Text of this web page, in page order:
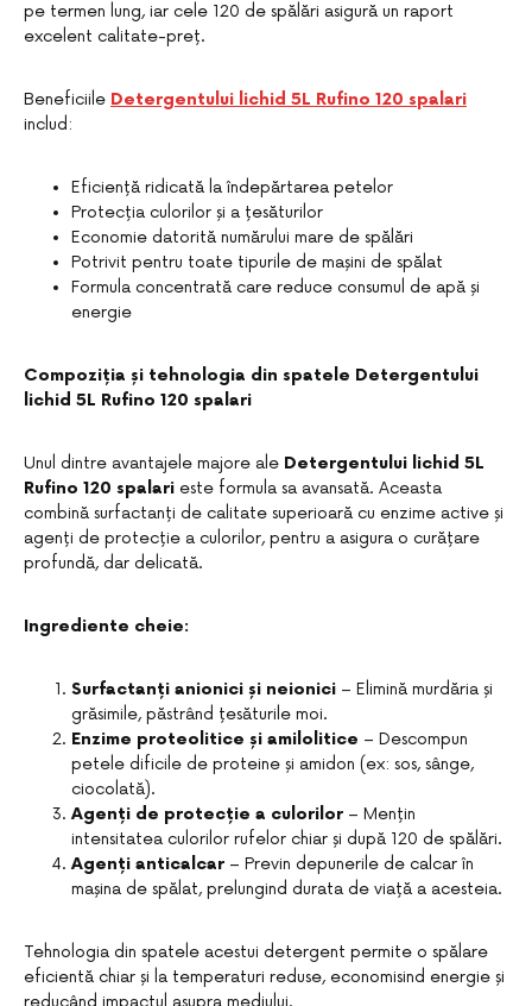
pe termen lung, iar cele 120 de spălări asigură un raport
excelent calitate-preț.
Beneficiile Detergentului lichid 5L Rufino 120 spalari
includ:
Eficiență ridicată la îndepărtarea petelor
Protecția culorilor și a țesăturilor
Economie datorită numărului mare de spălări
Potrivit pentru toate tipurile de mașini de spălat
Formula concentrată care reduce consumul de apă și
energie
Compoziția și tehnologia din spatele Detergentului
lichid 5L Rufino 120 spalari
Unul dintre avantajele majore ale Detergentului lichid 5L
Rufino 120 spalari este formula sa avansată. Aceasta
combină surfactanți de calitate superioară cu enzime active și
agenți de protecție a culorilor, pentru a asigura o curățare
profundă, dar delicată.
Ingrediente cheie:
Surfactanți anionici și neionici – Elimină murdăria și
grăsimile, păstrând țesăturile moi.
Enzime proteolitice și amilolitice – Descompun
petele dificile de proteine și amidon (ex: sos, sânge,
ciocolată).
Agenți de protecție a culorilor – Mențin
intensitatea culorilor rufelor chiar și după 120 de spălări.
Agenți anticalcar – Previn depunerile de calcar în
mașina de spălat, prelungind durata de viață a acesteia.
Tehnologia din spatele acestui detergent permite o spălare
eficientă chiar și la temperaturi reduse, economisind energie și
reducând impactul asupra mediului.